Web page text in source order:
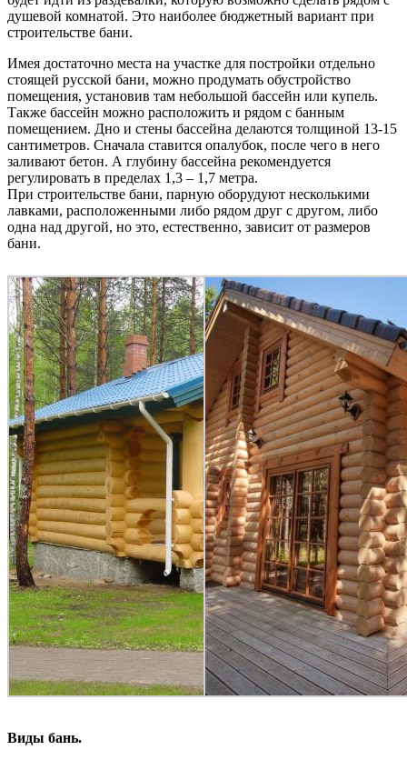
душевой комнатой. Это наиболее бюджетный вариант при
строительстве бани.
Имея достаточно места на участке для постройки отдельно
стоящей русской бани, можно продумать обустройство
помещения, установив там небольшой бассейн или купель.
Также бассейн можно расположить и рядом с банным
помещением. Дно и стены бассейна делаются толщиной 13-15
сантиметров. Сначала ставится опалубок, после чего в него
заливают бетон. А глубину бассейна рекомендуется
регулировать в пределах 1,3 – 1,7 метра.
При строительстве бани, парную оборудуют несколькими
лавками, расположенными либо рядом друг с другом, либо
одна над другой, но это, естественно, зависит от размеров
бани.
Виды бань.